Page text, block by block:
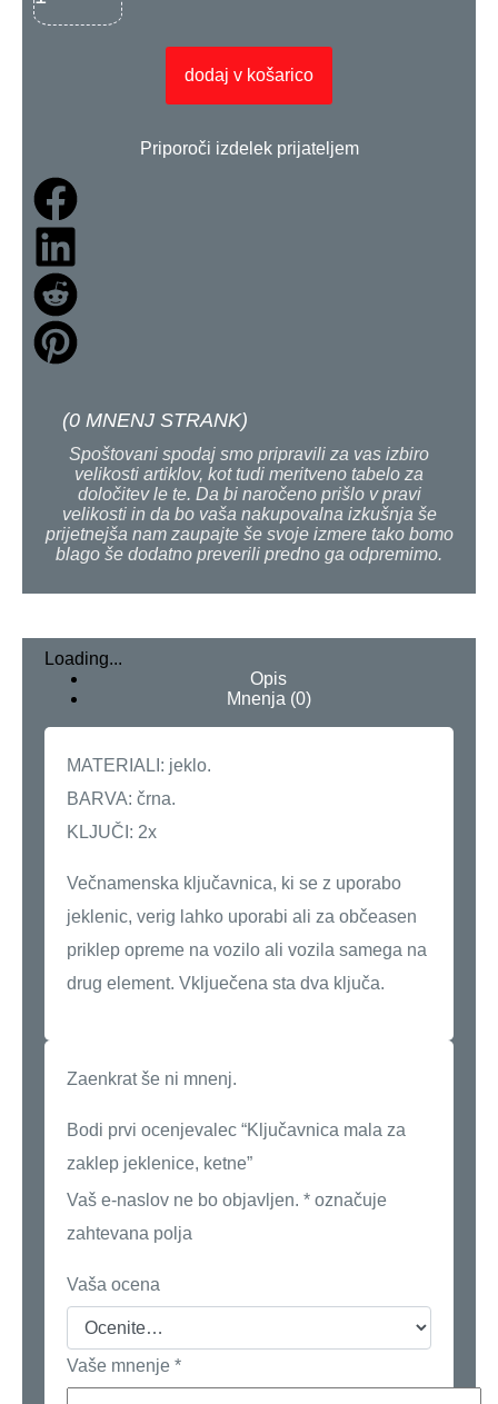
dodaj v košarico
Priporoči izdelek prijateljem
(0 MNENJ STRANK)
Spoštovani spodaj smo pripravili za vas izbiro
velikosti artiklov, kot tudi meritveno tabelo za
določitev le te. Da bi naročeno prišlo v pravi
velikosti in da bo vaša nakupovalna izkušnja še
prijetnejša nam zaupajte še svoje izmere tako bomo
blago še dodatno preverili predno ga odpremimo.
Loading...
Opis
Mnenja (0)
MATERIALI: jeklo.
BARVA: črna.
KLJUČI: 2x
Večnamenska ključavnica, ki se z uporabo
jeklenic, verig lahko uporabi ali za občeasen
priklep opreme na vozilo ali vozila samega na
drug element. Vkljuečena sta dva ključa.
Zaenkrat še ni mnenj.
Bodi prvi ocenjevalec “Ključavnica mala za
zaklep jeklenice, ketne”
Vaš e-naslov ne bo objavljen. * označuje
zahtevana polja
Vaša ocena
Vaše mnenje *